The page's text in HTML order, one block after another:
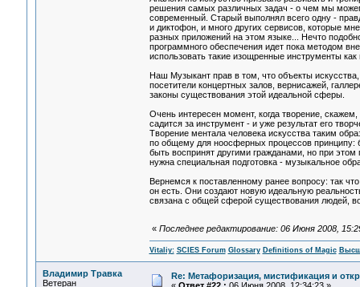
решения самых различных задач - о чем мы
современный. Старый выполнял всего одну -
и диктофон, и много других сервисов, которые
разных приложений на этом языке... Нечто
программного обеспечения идет пока методом
использовать такие изощренные инструменты как
Наш Музыкант прав в том, что объекты
посетители концертных залов, вернисажей,
законы существования этой идеальной сферы.
Очень интересен момент, когда творение, скажем,
садится за инструмент - и уже результат его
Творение ментала человека искусства таким
по общему для ноосферных процессов принципу:
быть воспринят другими гражданами, но при этом
нужна специальная подготовка - музыкальное
Вернемся к поставленному ранее вопросу: так
он есть. Они создают новую идеальную
связана с общей сферой существования людей,
« Последнее редактирование: 06 Июня 2008,
Vitaliy: SCIES Forum Glossary Definitions of Magic
Владимир Травка
Ветеран
Re: Метафоризация, мистификация и